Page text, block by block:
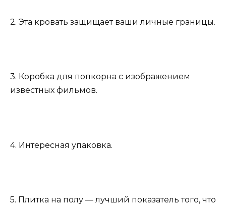
2. Эта кровать защищает ваши личные границы.
3. Коробка для попкорна с изображением
известных фильмов.
4. Интересная упаковка.
5. Плитка на полу — лучший показатель того, что